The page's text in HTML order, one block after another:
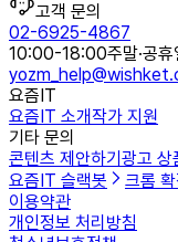
고객 문의
02-6925-4867
10:00-18:00주말·공휴
요즘IT
요즘IT 소개작가 지원
기타 문의
콘텐츠 제안하기 광고 상
요즘IT 슬랙봇
크롬
이용약관
개인정보 처리방침